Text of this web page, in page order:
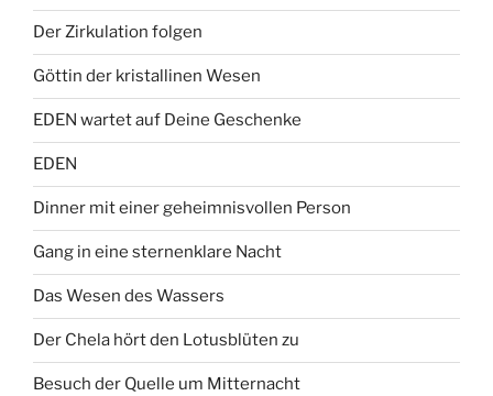
Der Zirkulation folgen
Göttin der kristallinen Wesen
EDEN wartet auf Deine Geschenke
EDEN
Dinner mit einer geheimnisvollen Person
Gang in eine sternenklare Nacht
Das Wesen des Wassers
Der Chela hört den Lotusblüten zu
Besuch der Quelle um Mitternacht